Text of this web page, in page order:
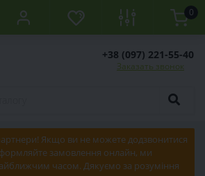
0
+38 (097) 221-55-40
Заказать звонок
Якщо ви не можете додзвонитися
замовлення онлайн, ми
часом. Дякуємо за розуміння